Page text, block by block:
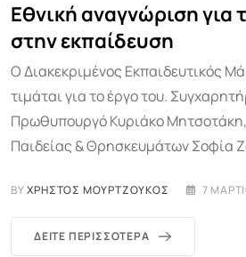
Εθνική αναγνώριση για
στην εκπαίδευση
Ο Διακεκριμένος Εκπαιδευτικός
τιμάται για το έργο του.
Πρωθυπουργό Κυριάκο
Παιδείας & Θρησκευμάτων Σοφία
BYΧΡΉΣΤΟΣ ΜΟΥΡΤΖΟΎΚΟΣ 7
ΔΕΊΤΕ ΠΕΡΙΣΣΌΤΕΡΑ